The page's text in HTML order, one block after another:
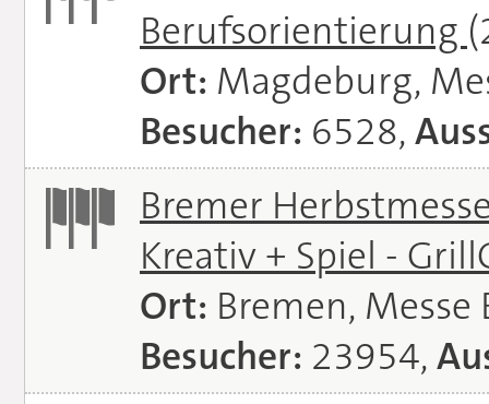
Berufsorientierung
Ort: Magdeburg,
Besucher: 6528,
Bremer
Kreativ + Spiel -
Ort: Bremen, Messe
Besucher: 23954,